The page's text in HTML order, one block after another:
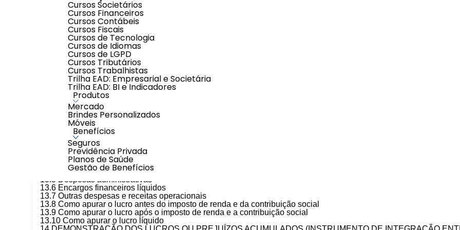
Cursos Societários
Cursos Financeiros
Cursos Contábeis
Cursos Fiscais
Cursos de Tecnologia
Cursos de Idiomas
Cursos de LGPD
Cursos Tributários
Cursos Trabalhistas
Trilha EAD: Empresarial e Societária
Trilha EAD: BI e Indicadores
Produtos
Mercado
Brindes Personalizados
Móveis
Benefícios
Seguros
Previdência Privada
Planos de Saúde
Gestão de Benefícios
10.2 Férias
10.3 13º salário
11 ATIVO NÃO CIRCULANTE -IMOBILIZADO E DEPRECIAÇÃO
11.1 Imobilizado
11.2 Depreciação
11.3 Amortização
11.4 Exaustão
11.5 Redução ao Valor Recuperável de Ativos (Impairment Test)
Parte III - Demonstrações Financeiras
12 BALANÇO PATRIMONIAL
12.1 Relatórios contábeis
12.2 Balanço patrimonial
12.2.1 Ativo
12.2.2 Passivo
12.2.3 Patrimônio Líquido
13 DEMONSTRAÇÃO DO RESULTADO DO EXERCÍCIO
13.1 Como apurar a receita líquida
13.2 Como apurar o lucro (operacional) bruto
13.3 Como apurar o lucro (operacional) líquido
13.4 Despesas com vendas
13.5 Despesas administrativas
13.6 Encargos financeiros líquidos
13.7 Outras despesas e receitas operacionais
13.8 Como apurar o lucro antes do imposto de renda e da contribuição social
13.9 Como apurar o lucro após o imposto de renda e a contribuição social
13.10 Como apurar o lucro líquido